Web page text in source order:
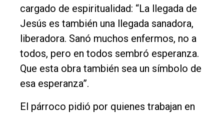
cargado de espiritualidad: “La llegada de
Jesús es también una llegada sanadora,
liberadora. Sanó muchos enfermos, no a
todos, pero en todos sembró esperanza.
Que esta obra también sea un símbolo de
esa esperanza”.
El párroco pidió por quienes trabajan en